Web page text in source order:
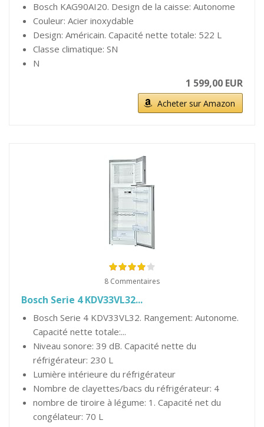
Bosch KAG90AI20. Design de la caisse: Autonome
Couleur: Acier inoxydable
Design: Américain. Capacité nette totale: 522 L
Classe climatique: SN
N
1 599,00 EUR
Acheter sur Amazon
8 Commentaires
Bosch Serie 4 KDV33VL32...
Bosch Serie 4 KDV33VL32. Rangement: Autonome.
Capacité nette totale:...
Niveau sonore: 39 dB. Capacité nette du
réfrigérateur: 230 L
Lumière intérieure du réfrigérateur
Nombre de clayettes/bacs du réfrigérateur: 4
nombre de tiroire à légume: 1. Capacité net du
congélateur: 70 L